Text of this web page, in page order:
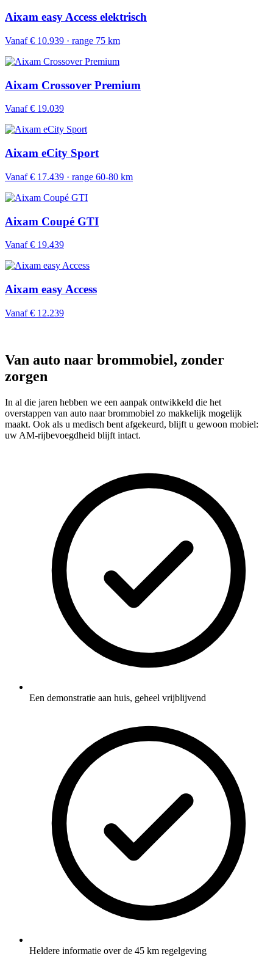
Aixam easy Access elektrisch
Vanaf € 10.939 · range 75 km
Aixam Crossover Premium
Vanaf € 19.039
Aixam eCity Sport
Vanaf € 17.439 · range 60-80 km
Aixam Coupé GTI
Vanaf € 19.439
Aixam easy Access
Vanaf € 12.239
Van auto naar brommobiel, zonder
zorgen
In al die jaren hebben we een aanpak ontwikkeld die het
overstappen van auto naar brommobiel zo makkelijk mogelijk
maakt. Ook als u medisch bent afgekeurd, blijft u gewoon mobiel:
uw AM-rijbevoegdheid blijft intact.
Een demonstratie aan huis, geheel vrijblijvend
Heldere informatie over de 45 km regelgeving